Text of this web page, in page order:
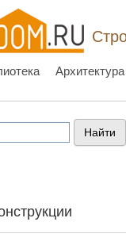
Архитектура